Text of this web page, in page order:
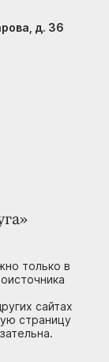
только в
сайтах
страницу
д. 36